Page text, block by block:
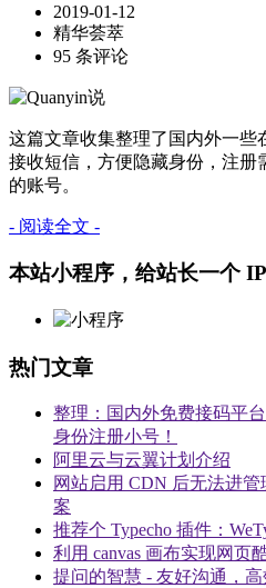
2019-01-12
精华荟萃
95 条评论
这篇文章收集整理了国内外一些
接收短信，方便隐藏身份，注册
的账号。
- 阅读全文 -
本站小程序，给站长一个
热门文章
整理：国内外免费接码平
身份注册小号！
阿里云与云翼计划介绍
网站启用 CDN 后无法进
案
推荐个 Typecho 插件：
利用 canvas 画布实现网页
提问的智慧 - 友好沟通，